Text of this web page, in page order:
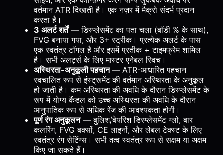
वर्तमान ATR दिखाती है। एक नज़र में मैक्रो संदर्भ प्रदान
करता है।
3 अलर्ट शर्तें— डिस्प्लेसमेंट का पता चला (बॉडी % के साथ),
FVG बनाया गया, और 3+ स्ट्रीक। प्रत्येक अलर्ट के पास
एक स्वतंत्र टॉगल है और इसमें प्रतीक + टाइमफ्रेम शामिल
है। सभी अलर्ट्स के लिए मास्टर एनेबल स्विच।
अस्थिरता-अनुकूली पहचान— ATR-आधारित पहचान
स्वचालित रूप से इंस्ट्रूमेंट की वर्तमान अस्थिरता के अनुकूल
हो जाती है। कम अस्थिरता की अवधि के दौरान डिस्प्लेसमेंट के
रूप में योग्य कैंडल को उच्च अस्थिरता की अवधि के दौरान
आनुपातिक रूप से अधिक रेंज की आवश्यकता होगी।
पूर्ण रंग अनुकूलन— बुलिश/बेयरिश डिस्प्लेसमेंट ग्लो, बार
कलरिंग, FVG बक्सों, CE लाइनों, और लेबल टेक्स्ट के लिए
स्वतंत्र रंग सेटिंग्स। सभी तत्व स्वतंत्र रूप से सक्षम या अक्षम
किए जा सकते हैं।